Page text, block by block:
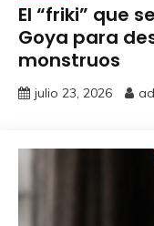
El “friki” que
Goya para
monstruos
julio 23, 2026